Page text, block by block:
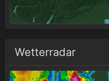
Wetterradar